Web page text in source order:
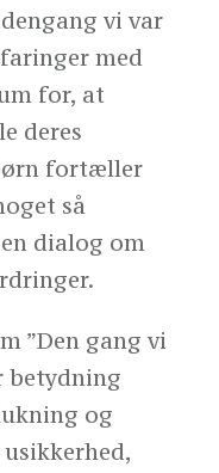
vi var
med
for, at
deres
fortæller
så
dialog om
”Den gang vi
betydning
og